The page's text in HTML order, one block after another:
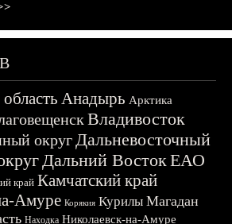
Анадырь Арктика
Владивосток
округДальневосточный
Дальний ВостокЕАО
край Камчатский край
Амуре Корякия Курилы Магадан
Находка Николаевск-на-Амуре